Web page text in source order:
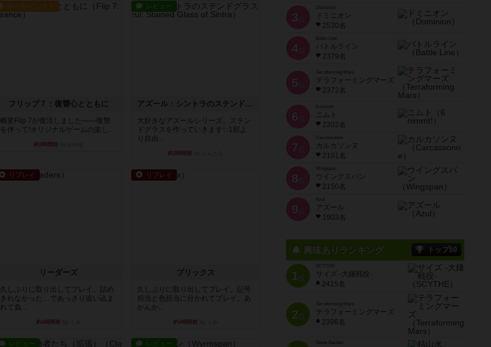
ルール/インスト
フリップ７：復讐心とともに
概要Flip 7が復活しました――復讐
を伴って!オリジナルゲームの楽し...
約3時間前
レビュー
アズール：シントラのステンドグラス
大好きなアズールシリーズ。ステン
ドグラスを作っていきます✨1部よ
り自由...
約3時間前
リプレイ
リーダーズ
久しぶりに取り出してプレイ。詰め
きれなかった…であっさり追い込ま
れて負...
約4時間前
リプレイ
ブリックス
久しぶりに取り出してプレイ。記号
担当と色担当に分かれてプレイ。あ
かんか...
約4時間前
レビュー レビュー
3 位
ドミニオン
2530名
4位
Battle Line
バトルライン
2379名
5 位
Terraforming Mars
テラフォーミングマーズ
2372名
6 位
ニムト
2202名
7 位
Carcassonne
カルカソンヌ
2191名
8 位
Wingspan
ウイングスパン
2150名
9 位
Azul
アズール
1903名
興味ありランキング トップ50
1位
SCYTHE
サイズ -大鎌戦役-
2415名
2位
Terraforming Mars
テラフォーミングマーズ
2396名
Stone Garden